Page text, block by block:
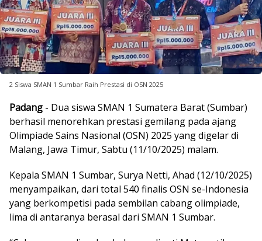
2 Siswa SMAN 1 Sumbar Raih Prestasi di OSN 2025
Padang - Dua siswa SMAN 1 Sumatera Barat (Sumbar)
berhasil menorehkan prestasi gemilang pada ajang
Olimpiade Sains Nasional (OSN) 2025 yang digelar di
Malang, Jawa Timur, Sabtu (11/10/2025) malam.
Kepala SMAN 1 Sumbar, Surya Netti, Ahad (12/10/2025)
menyampaikan, dari total 540 finalis OSN se-Indonesia
yang berkompetisi pada sembilan cabang olimpiade,
lima di antaranya berasal dari SMAN 1 Sumbar.